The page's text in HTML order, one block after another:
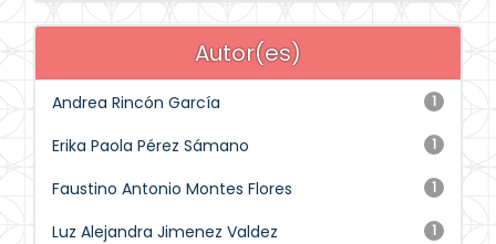
Autor(es)
1
Andrea Rincón García
1
Erika Paola Pérez Sámano
1
Faustino Antonio Montes Flores
1
Luz Alejandra Jimenez Valdez